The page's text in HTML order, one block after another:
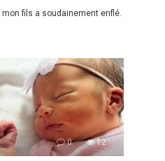
fils a soudainement enflé.
0 12